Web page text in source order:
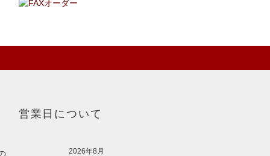
営業日について
2026年8月